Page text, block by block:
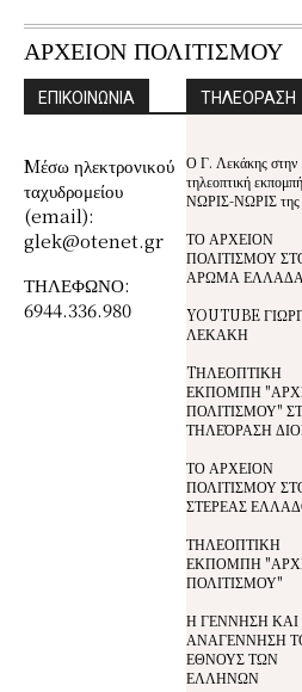
ΑΡΧΕΙΟΝ ΠΟΛΙΤΙΣΜΟΥ
ΕΠΙΚΟΙΝΩΝΙΑ
Mέσω ηλεκτρονικού
ταχυδρομείου
(email):
glek@otenet.gr
ΤΗΛΕΦΩΝΟ:
6944.336.980
ΤΗΛΕΟΡΑΣΗ
Ο Γ. Λεκάκης στην
τηλεοπτική εκπομπή
ΝΩΡΙΣ-ΝΩΡΙΣ
ΤΟ ΑΡΧΕΙΟΝ
ΠΟΛΙΤΙΣΜΟΥ
ΑΡΩΜΑ
YOUTUBE
ΛΕΚΑΚΗ
TΗΛΕΟΠΤΙΚΗ
ΕΚΠΟΜΠΗ
ΠΟΛΙΤΙΣΜΟΥ"
ΤΗΛΕΌΡΑΣΗ
ΤΟ ΑΡΧΕΙΟΝ
ΠΟΛΙΤΙΣΜΟΥ
ΣΤΕΡΕΑΣ
ΤΗΛΕΟΠΤΙΚΗ
ΕΚΠΟΜΠΗ
ΠΟΛΙΤΙΣΜΟΥ"
Η ΓΕΝΝΗΣΗ ΚΑΙ
ΑΝΑΓΕΝΝΗΣΗ
ΕΘΝΟΥΣ ΤΩΝ
ΕΛΛΗΝΩΝ